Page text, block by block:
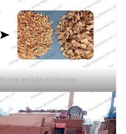
de madeira de tambor